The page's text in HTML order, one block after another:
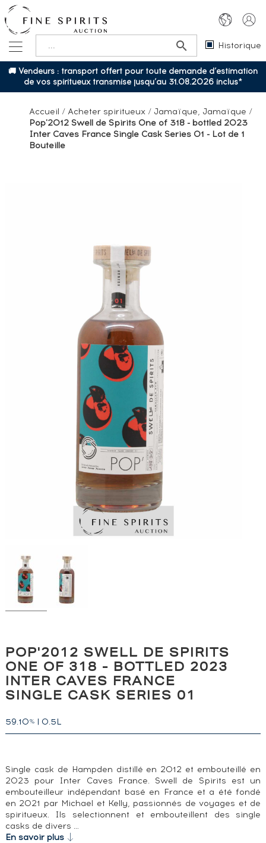
Historique
🚚 Vendeurs : transport offert pour toute demande d’estimation
de vos spiritueux transmise jusqu’au 31.08.2026 inclus*
Accueil / Acheter spiritueux / Jamaïque, Jamaïque /
Pop'2012 Swell de Spirits One of 318 - bottled 2023
Inter Caves France Single Cask Series 01 - Lot de 1
Bouteille
POP'2012 SWELL DE SPIRITS
ONE OF 318 - BOTTLED 2023
INTER CAVES FRANCE
SINGLE CASK SERIES 01
59.10% | 0.5L
Single cask de Hampden distillé en 2012 et embouteillé en
2023 pour Inter Caves France. Swell de Spirits est un
embouteilleur indépendant basé en France et a été fondé
en 2021 par Michael et Kelly, passionnés de voyages et de
spiritueux. Ils selectionnent et embouteillent des single
casks de divers …
En savoir plus